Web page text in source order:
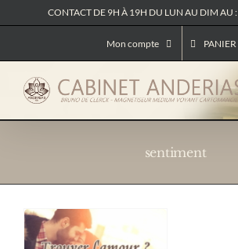
au
CONTACT DE 9H À 19H DU LUN AU DIM AU :
Mon compte PANIER
sentiment